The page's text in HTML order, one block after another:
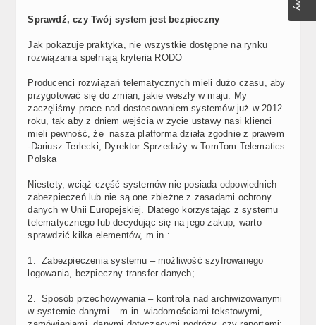
Sprawdź, czy Twój system jest bezpieczny
Jak pokazuje praktyka, nie wszystkie dostępne na rynku
rozwiązania spełniają kryteria RODO
Producenci rozwiązań telematycznych mieli dużo czasu, aby
przygotować się do zmian, jakie weszły w maju. My
zaczęliśmy prace nad dostosowaniem systemów już w 2012
roku, tak aby z dniem wejścia w życie ustawy nasi klienci
mieli pewność, że nasza platforma działa zgodnie z prawem
-Dariusz Terlecki, Dyrektor Sprzedaży w TomTom Telematics
Polska
Niestety, wciąż część systemów nie posiada odpowiednich
zabezpieczeń lub nie są one zbieżne z zasadami ochrony
danych w Unii Europejskiej. Dlatego korzystając z systemu
telematycznego lub decydując się na jego zakup, warto
sprawdzić kilka elementów, m.in.:
1. Zabezpieczenia systemu – możliwość szyfrowanego
logowania, bezpieczny transfer danych;
2. Sposób przechowywania – kontrola nad archiwizowanymi
w systemie danymi – m.in. wiadomościami tekstowymi,